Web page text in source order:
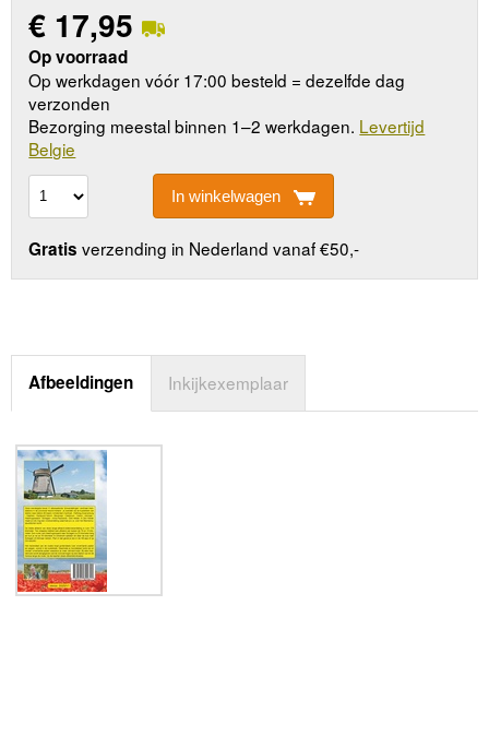
€ 17,95
Op voorraad
Op werkdagen vóór 17:00 besteld = dezelfde dag
verzonden
Bezorging meestal binnen 1–2 werkdagen. Levertijd
Belgie
In winkelwagen
Gratis verzending in Nederland vanaf €50,-
Afbeeldingen Inkijkexemplaar